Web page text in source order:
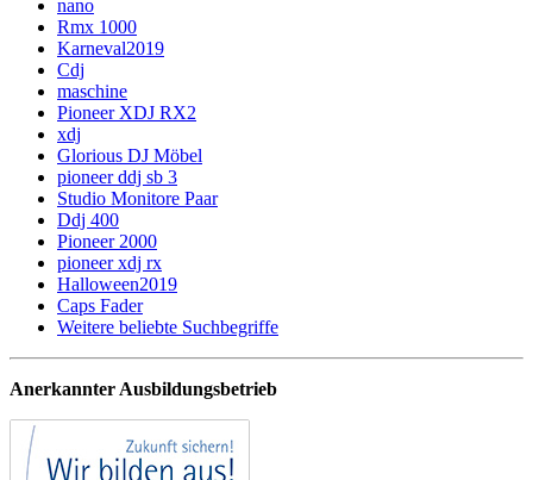
nano
Rmx 1000
Karneval2019
Cdj
maschine
Pioneer XDJ RX2
xdj
Glorious DJ Möbel
pioneer ddj sb 3
Studio Monitore Paar
Ddj 400
Pioneer 2000
pioneer xdj rx
Halloween2019
Caps Fader
Weitere beliebte Suchbegriffe
Anerkannter Ausbildungsbetrieb